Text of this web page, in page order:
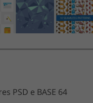
PSD e BASE 64